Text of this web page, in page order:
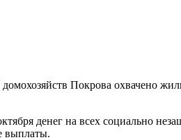
домохозяйств Покрова охвачено
денег на всех социально
выплаты.